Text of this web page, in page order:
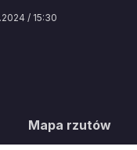
/ 15:30
Mapa rzutów